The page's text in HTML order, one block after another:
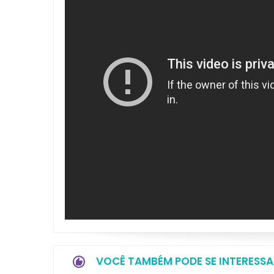
VOCÊ TAMBÉM PODE SE